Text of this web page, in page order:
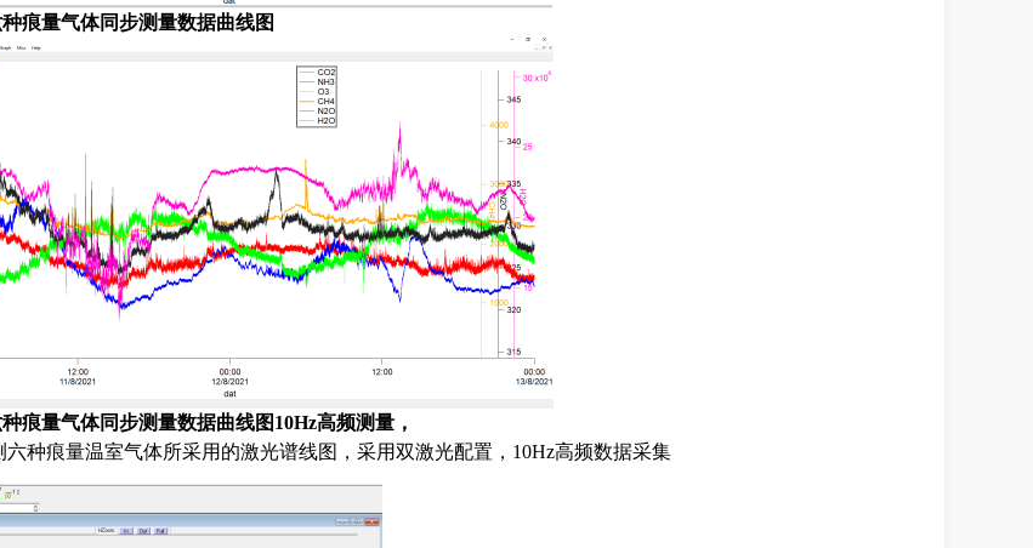
痕量气体同步测量数据曲线图
痕量气体同步测量数据曲线图10Hz高频测量，
六种痕量温室气体所采用的激光谱线图 ， 采用双激光配置 ， 10Hz高频数据采集